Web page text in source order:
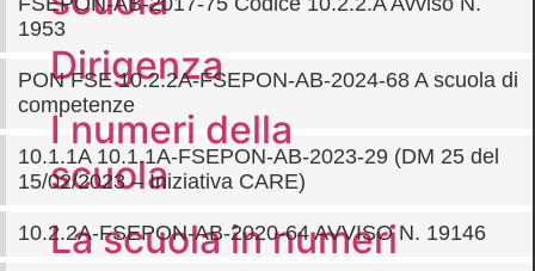
Dirigenza
I numeri della
scuola
La scuola in numeri
1953
PON FSE 10.2.2A-FSEPON-AB-2024-68 A scuola di
competenze
10.1.1A 10.1.1A-FSEPON-AB-2023-29 (DM 25 del
15/02/2023 – Iniziativa CARE)
10.2.2A-FSEPON-AB-2020-64 AVVISO N. 19146